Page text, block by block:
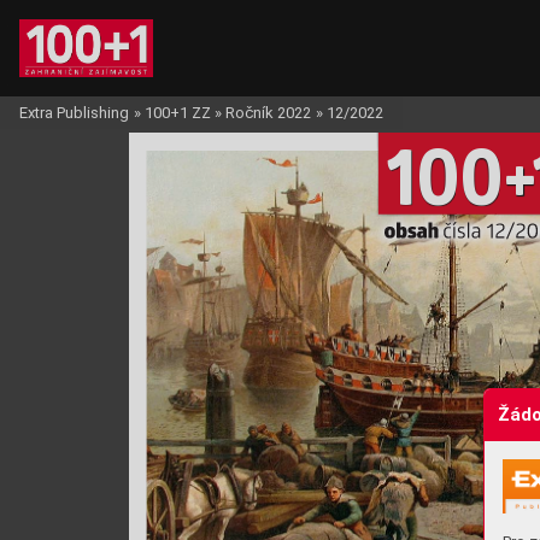
obsah čísla 12/
100+
Extra Publishing » 100+1 ZZ » Ročník 2022 » 12/2022